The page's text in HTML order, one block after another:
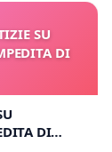
SU
DI
DI